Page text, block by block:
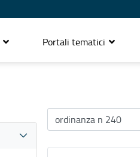
Portali tematici